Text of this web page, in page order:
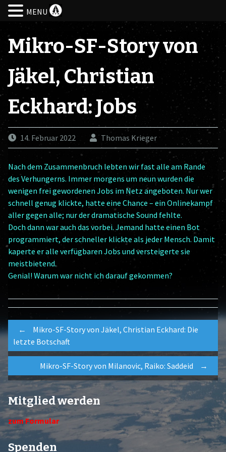
content
Mikro-SF-Story von
Jäkel, Christian
Eckhard: Jobs
14. Februar 2022 Thomas Krieger
Nach dem Zusammenbruch lebten wir fast alle am Rande
des Verhungerns. Immer morgens um neun wurden die
wenigen frei gewordenen Jobs im Netz angeboten. Nur wer
schnell genug klickte, hatte eine Chance – ein Onlinekampf
aller gegen alle; nur der dramatische Sound fehlte.
Doch dann war auch das vorbei. Jemand hatte einen Bot
programmiert, der schneller klickte als jeder Mensch. Damit
kaperte er alle verfügbaren Jobs und versteigerte sie
meistbietend.
Genial! Warum war nicht ich darauf gekommen?
Post
navigation
←
Mikro-SF-Story von Jäkel, Christian Eckhard: Die
letzte Botschaft
Mikro-SF-Story von Milanovic, Raiko: Saddeid →
Mitglied werden
zum Formular
Spenden
MENU